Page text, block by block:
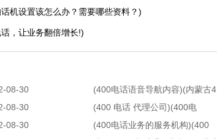
机设置该怎么办？需要哪些资料？)
，让业务翻倍增长!)
08-30
(400电话语音导航内容)(内蒙古4
08-30
(400 电话 代理公司)(400电
08-30
(400电话业务的服务机构)(400